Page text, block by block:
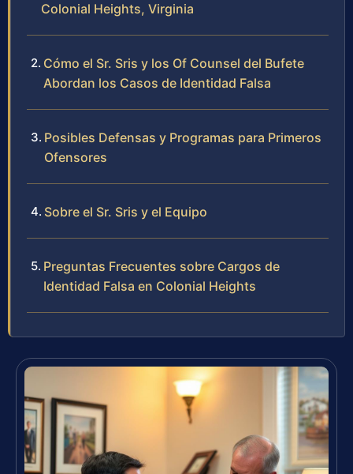
Colonial Heights, Virginia
Cómo el Sr. Sris y los Of Counsel del Bufete
Abordan los Casos de Identidad Falsa
Posibles Defensas y Programas para Primeros
Ofensores
Sobre el Sr. Sris y el Equipo
Preguntas Frecuentes sobre Cargos de
Identidad Falsa en Colonial Heights